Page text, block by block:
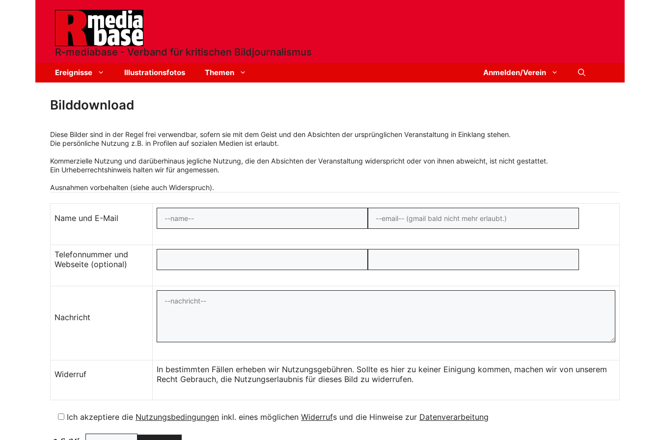
R-mediabase - Verband für kritischen Bildjournalismus
Ereignisse Illustrationsfotos Themen Anmelden/Verein
Bilddownload
Diese Bilder sind in der Regel frei verwendbar, sofern sie mit dem Geist und den Absichten der ursprünglichen Veranstaltung in Einklang stehen.
Die persönliche Nutzung z.B. in Profilen auf sozialen Medien ist erlaubt.
Kommerzielle Nutzung und darüberhinaus jegliche Nutzung, die den Absichten der Veranstaltung widerspricht oder von ihnen abweicht, ist nicht gestattet.
Ein Urheberrechtshinweis halten wir für angemessen.
Ausnahmen vorbehalten (siehe auch Widerspruch).
Name und E-Mail
Telefonnummer und
Webseite (optional)
Nachricht
Widerruf
In bestimmten Fällen erheben wir Nutzungsgebühren. Sollte es hier zu keiner Einigung kommen, machen wir von unserem
Recht Gebrauch, die Nutzungserlaubnis für dieses Bild zu widerrufen.
Ich akzeptiere die Nutzungsbedingungen inkl. eines möglichen Widerrufs und die Hinweise zur Datenverarbeitung